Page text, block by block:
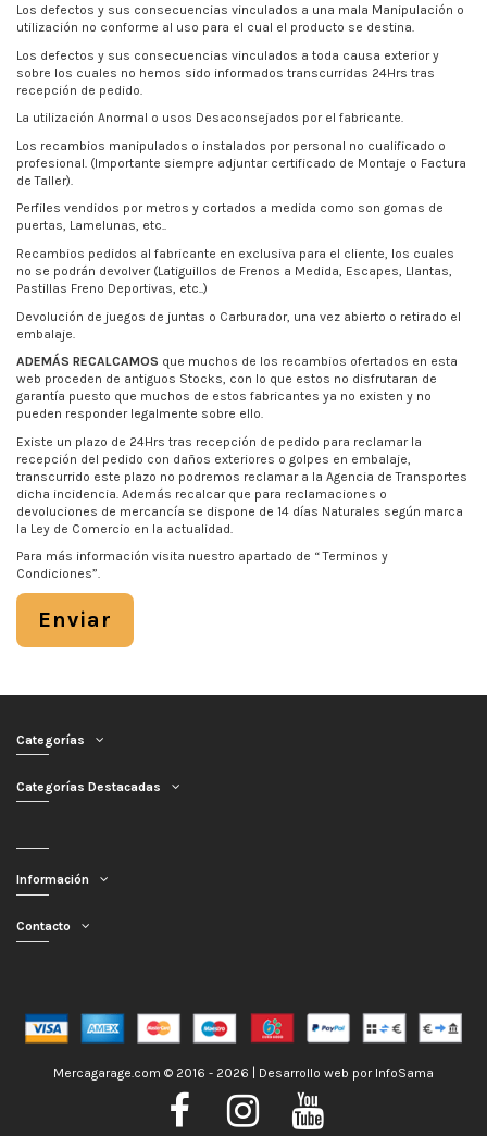
Los defectos y sus consecuencias vinculados a una mala Manipulación o
utilización no conforme al uso para el cual el producto se destina.
Los defectos y sus consecuencias vinculados a toda causa exterior y
sobre los cuales no hemos sido informados transcurridas 24Hrs tras
recepción de pedido.
La utilización Anormal o usos Desaconsejados por el fabricante.
Los recambios manipulados o instalados por personal no cualificado o
profesional. (Importante siempre adjuntar certificado de Montaje o Factura
de Taller).
Perfiles vendidos por metros y cortados a medida como son gomas de
puertas, Lamelunas, etc..
Recambios pedidos al fabricante en exclusiva para el cliente, los cuales
no se podrán devolver (Latiguillos de Frenos a Medida, Escapes, Llantas,
Pastillas Freno Deportivas, etc..)
Devolución de juegos de juntas o Carburador, una vez abierto o retirado el
embalaje.
ADEMÁS RECALCAMOS que muchos de los recambios ofertados en esta
web proceden de antiguos Stocks, con lo que estos no disfrutaran de
garantía puesto que muchos de estos fabricantes ya no existen y no
pueden responder legalmente sobre ello.
Existe un plazo de 24Hrs tras recepción de pedido para reclamar la
recepción del pedido con daños exteriores o golpes en embalaje,
transcurrido este plazo no podremos reclamar a la Agencia de Transportes
dicha incidencia. Además recalcar que para reclamaciones o
devoluciones de mercancía se dispone de 14 días Naturales según marca
la Ley de Comercio en la actualidad.
Para más información visita nuestro apartado de “Terminos y
Condiciones”.
Enviar
Categorías
Categorías Destacadas
Información
Contacto
Mercagarage.com © 2016 - 2026 | Desarrollo web por InfoSama